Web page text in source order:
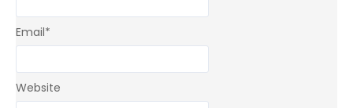
Email*
Website